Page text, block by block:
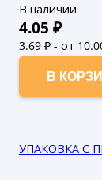
В наличии
4.05 ₽
3.69 ₽ - от
3.35₽ - от
В
УПАКОВКА С